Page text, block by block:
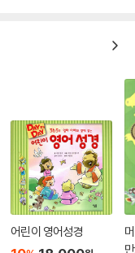
어린이 영어성경